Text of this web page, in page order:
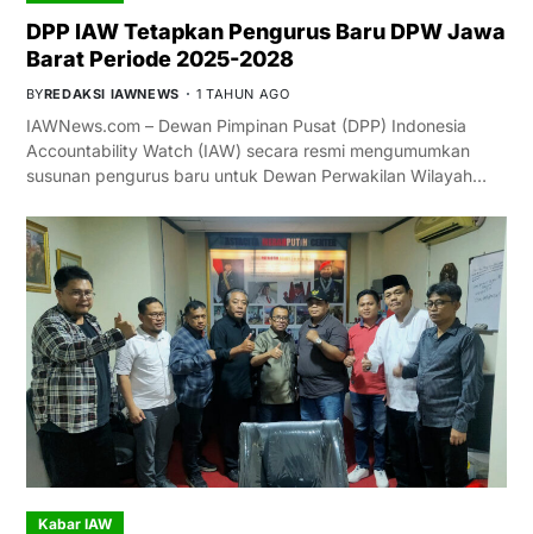
DPP IAW Tetapkan Pengurus Baru DPW Jawa
Barat Periode 2025-2028
BYREDAKSI IAWNEWS 1 TAHUN AGO
IAWNews.com – Dewan Pimpinan Pusat (DPP) Indonesia
Accountability Watch (IAW) secara resmi mengumumkan
susunan pengurus baru untuk Dewan Perwakilan Wilayah…
Kabar IAW